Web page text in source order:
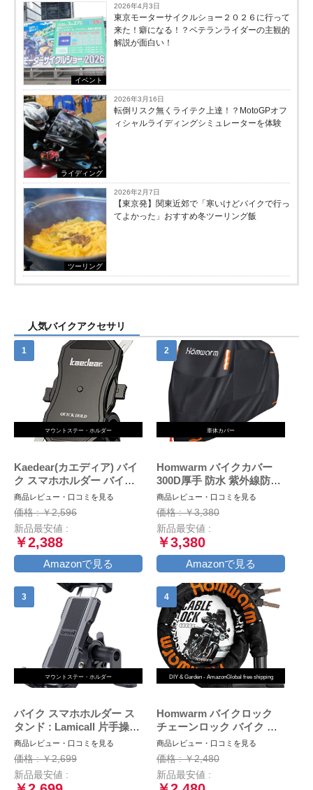
イベント
2026年4月3日
東京モーターサイクルショー２０２６に行って
来た！癖になる！？ベテランライダーの主観的
解説が面白い！
ライディング
2026年3月16日
転倒リスク無くライテク上達！？MotoGPオフ
ィシャルライディングシミュレーターを体験
ツーリング
2026年2月7日
【東京発】関東近郊で「寒いけどバイクで行っ
てよかった」おすすめ冬ツーリング飯
人気バイクアクセサリ
マウントステー・ホルダー
Kaedear(カエディア) バイ
ク スマホホルダー バイク
用スマホホルダー 携帯ホル
ダー 振動吸収 マウント 対
応 スマホ スタンド アルミ
製 マウント ハンドル ミラ
ー 原付 オートバイ 自転車
クイックホールド KDR-
M11C (Black)
商品レビュー・口コミを見る
価格 : ￥2,596
新品最安値 :
￥2,388
Amazonで見る
車体カバー
Homwarm バイクカバー
300D厚手 防水 紫外線防止
盗難防止 収納バッグ付き
(XXL, ブラック)
商品レビュー・口コミを見る
価格 : ￥3,380
新品最安値 :
￥3,380
Amazonで見る
マウントステー・ホルダー
バイク スマホホルダー ス
タンド : Lamicall 片手操作
オートバイ ワンタッチ ス
マートフォンホルダー, ミ
ラーマウント付き,バイク用
携帯ホルダー,原付 スマホ
商品レビュー・口コミを見る
価格 : ￥2,699
新品最安値 :
DIY & Garden - AmazonGlobal free shipping
Homwarm バイクロック
チェーンロック バイク 自
転車 ワイヤーロック φ(直
径)22mm×1200ｍｍ 頑丈
盗難防止 鍵3本セット (ブ
ラック)
商品レビュー・口コミを見る
価格 : ￥2,480
新品最安値 :